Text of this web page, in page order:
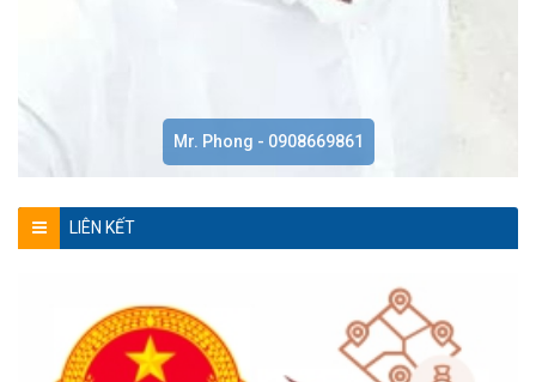
Mr. Phong - 0908669861
LIÊN KẾT